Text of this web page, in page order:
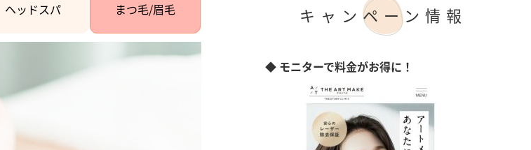
ヘッドスパ まつ毛/眉毛 キャンペーン情報
◆ モニターで料金がお得に！